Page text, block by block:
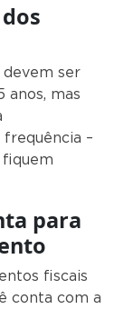
ser
anos, mas
–
para
fiscais
conta com a